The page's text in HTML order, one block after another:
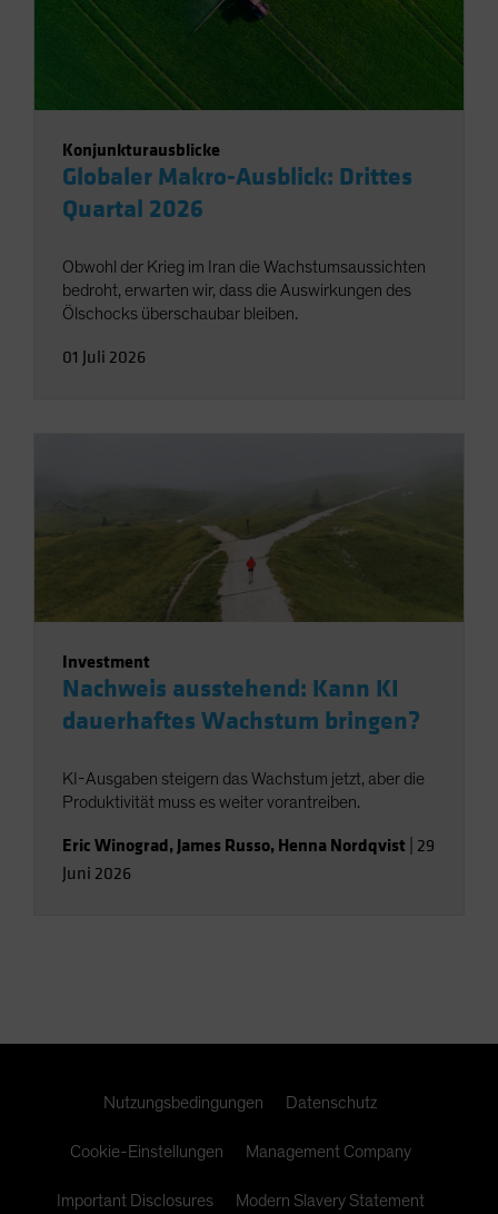
Konjunkturausblicke
Globaler Makro-Ausblick: Drittes
Quartal 2026
Obwohl der Krieg im Iran die Wachstumsaussichten
bedroht, erwarten wir, dass die Auswirkungen des
Ölschocks überschaubar bleiben.
01 Juli 2026
Investment
Nachweis ausstehend: Kann KI
dauerhaftes Wachstum bringen?
KI-Ausgaben steigern das Wachstum jetzt, aber die
Produktivität muss es weiter vorantreiben.
Eric Winograd,James Russo, Henna Nordqvist 29
Juni 2026
Nutzungsbedingungen Datenschutz
Cookie-Einstellungen Management Company
Important Disclosures Modern Slavery Statement